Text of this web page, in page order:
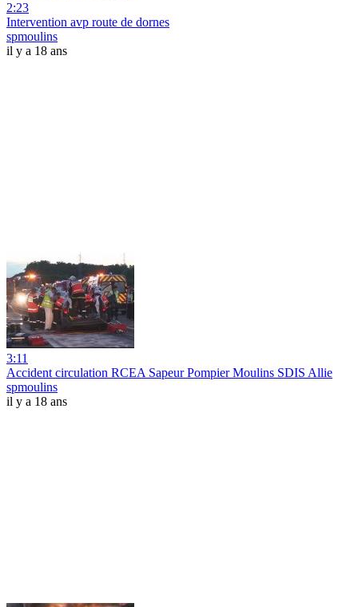
2:23
Intervention avp route de dornes
spmoulins
il y a 18 ans
3:11
Accident circulation RCEA Sapeur Pompier Moulins SDIS Allie
spmoulins
il y a 18 ans